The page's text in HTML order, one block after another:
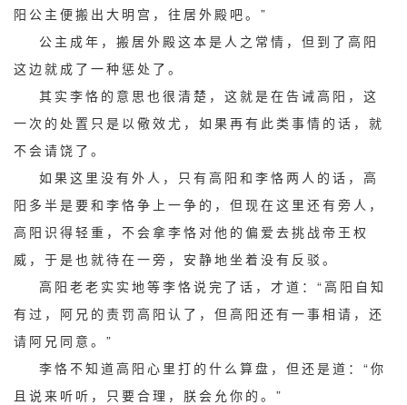
阳公主便搬出大明宫，往居外殿吧。”
公主成年，搬居外殿这本是人之常情，但到了高阳
这边就成了一种惩处了。
其实李恪的意思也很清楚，这就是在告诫高阳，这
一次的处置只是以儆效尤，如果再有此类事情的话，就
不会请饶了。
如果这里没有外人，只有高阳和李恪两人的话，高
阳多半是要和李恪争上一争的，但现在这里还有旁人，
高阳识得轻重，不会拿李恪对他的偏爱去挑战帝王权
威，于是也就待在一旁，安静地坐着没有反驳。
高阳老老实实地等李恪说完了话，才道：“高阳自知
有过，阿兄的责罚高阳认了，但高阳还有一事相请，还
请阿兄同意。”
李恪不知道高阳心里打的什么算盘，但还是道：“你
且说来听听，只要合理，朕会允你的。”